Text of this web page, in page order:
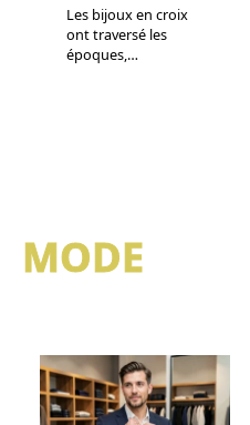
Les bijoux en croix
ont traversé les
époques,…
MODE